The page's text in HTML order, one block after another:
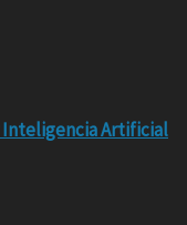
Inteligencia Artificial